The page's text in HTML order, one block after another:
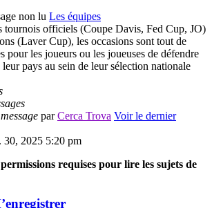
Les équipes
tournois officiels (Coupe Davis, Fed Cup, JO)
(Laver Cup), les occasions sont tout de
pour les joueurs ou les joueuses de défendre
pays au sein de leur sélection nationale
parCerca Trova Voir le dernier
30, 2025 5:20 pm
requises pour lire les sujets de